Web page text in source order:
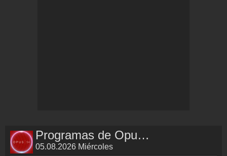
Programas de Opus 94.5
05.08.2026 Miércoles